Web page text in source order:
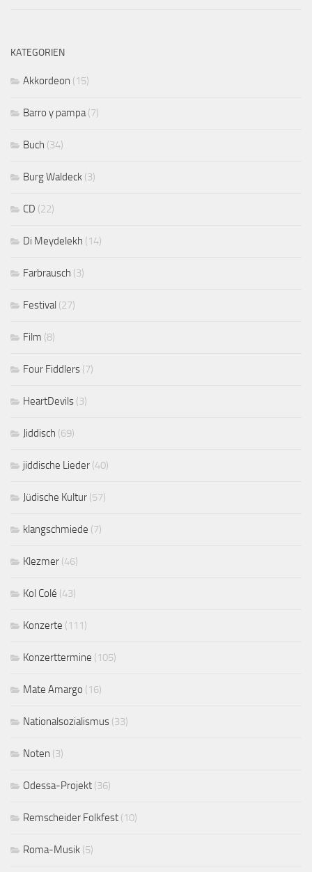
KATEGORIEN
Akkordeon (15)
Barro y pampa(7)
Buch (34)
Burg Waldeck (3)
CD (22)
Di Meydelekh (14)
Farbrausch (3)
Festival (27)
Film (8)
Four Fiddlers (7)
HeartDevils (3)
Jiddisch (69)
jiddische Lieder (40)
Jüdische Kultur (57)
klangschmiede (7)
Klezmer (46)
Kol Colé (43)
Konzerte (111)
Konzerttermine (105)
Mate Amargo (16)
Nationalsozialismus (33)
Noten (3)
Odessa-Projekt (36)
Remscheider Folkfest (10)
Roma-Musik (5)